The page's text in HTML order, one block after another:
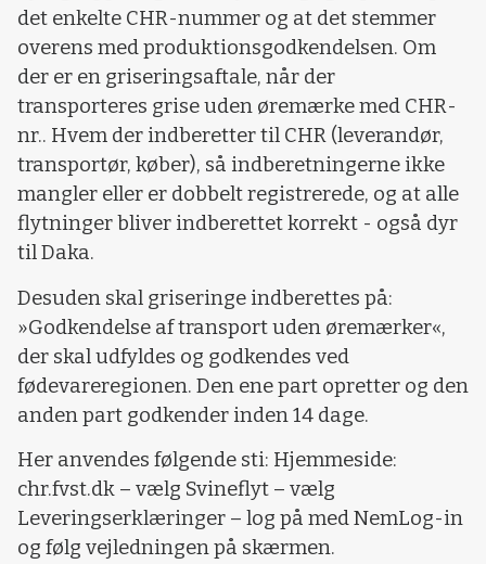
det enkelte CHR-nummer og at det stemmer
overens med produktionsgodkendelsen. Om
der er en griseringsaftale, når der
transporteres grise uden øremærke med CHR-
nr.. Hvem der indberetter til CHR (leverandør,
transportør, køber), så indberetningerne ikke
mangler eller er dobbelt registrerede, og at alle
flytninger bliver indberettet korrekt - også dyr
til Daka.
Desuden skal griseringe indberettes på:
»Godkendelse af transport uden øremærker«,
der skal udfyldes og godkendes ved
fødevareregionen. Den ene part opretter og den
anden part godkender inden 14 dage.
Her anvendes følgende sti: Hjemmeside:
chr.fvst.dk – vælg Svineflyt – vælg
Leveringserklæringer – log på med NemLog-in
og følg vejledningen på skærmen.